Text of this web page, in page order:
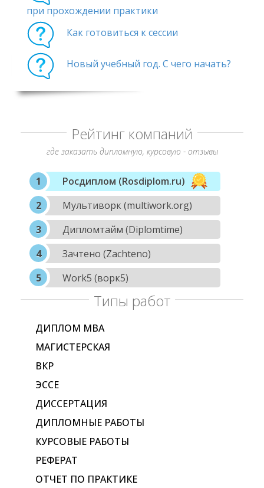
при прохождении практики
Как готовиться к сессии
Новый учебный год. С чего начать?
Рейтинг компаний
где заказать дипломную, курсовую - отзывы
Росдиплом (Rosdiplom.ru)
Мультиворк (multiwork.org)
Дипломтайм (Diplomtime)
Зачтено (Zachteno)
Work5 (ворк5)
Типы работ
ДИПЛОМ МВА
МАГИСТЕРСКАЯ
ВКР
ЭССЕ
ДИССЕРТАЦИЯ
ДИПЛОМНЫЕ РАБОТЫ
КУРСОВЫЕ РАБОТЫ
РЕФЕРАТ
ОТЧЕТ ПО ПРАКТИКЕ